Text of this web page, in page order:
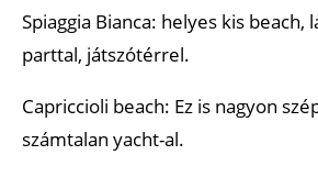
Spiaggia Bianca: helyes kis beach,
parttal, játszótérrel.
Capriccioli beach: Ez is nagyon
számtalan yacht-al.